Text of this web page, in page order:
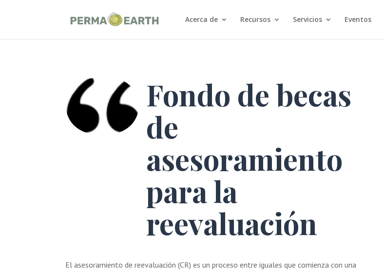
Acerca de Recursos Servicios Eventos
Fondo de becas
de
asesoramiento
para la
reevaluación
El asesoramiento de reevaluación (CR) es un proceso entre iguales que comienza con una